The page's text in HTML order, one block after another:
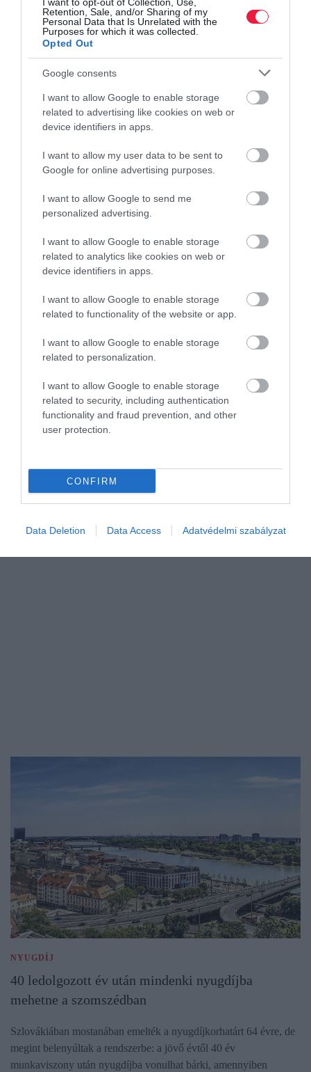
Retention, Sale, and/or Sharing of my
Personal Data that Is Unrelated with the
Purposes for which it was collected.
Opted Out
Google consents
I want to allow Google to enable storage
related to advertising like cookies on web or
device identifiers in apps.
I want to allow my user data to be sent to
Google for online advertising purposes.
I want to allow Google to send me
personalized advertising.
I want to allow Google to enable storage
related to analytics like cookies on web or
device identifiers in apps.
I want to allow Google to enable storage
related to functionality of the website or app.
I want to allow Google to enable storage
related to personalization.
I want to allow Google to enable storage
related to security, including authentication
functionality and fraud prevention, and other
user protection.
CONFIRM
Data Deletion Data Access Adatvédelmi szabályzat
A lengyelek megkapják az EU-tól a nekik járó 137
Jövő héten döntés születik a Lengyelországnak járó, összesen 137
milliárd euró értékű uniós eszköz lehívásának megkezdéséről -
NYUGDÍJ
40 ledolgozott év után mindenki nyugdíjba
mehetne a szomszédban
Szlovákiában mostanában emelték a nyugdíjkorhatárt 64 évre, de
megint belenyúltak a rendszerbe: a jövő évtől 40 év
munkaviszony után nyugdíjba vonulhat bárki, amennyiben